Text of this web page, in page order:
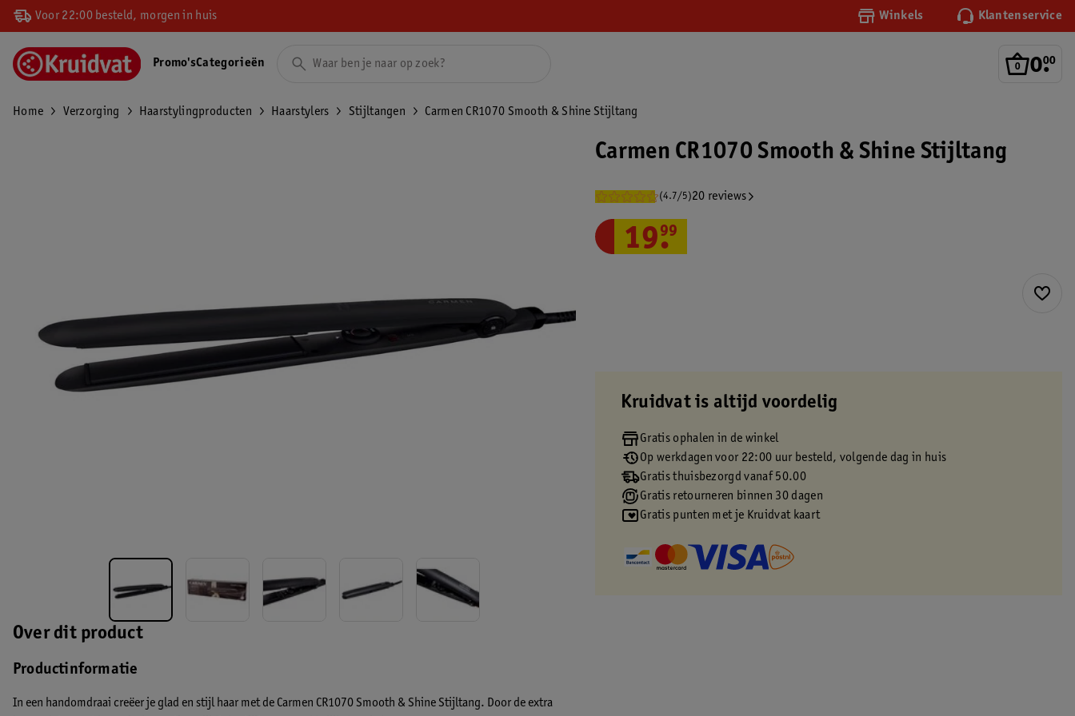
Voor 22:00 besteld, morgen in huis Winkels Klantenservice
0.
00
Promo'sCategorieën
Home Verzorging Haarstylingproducten Haarstylers Stijltangen Carmen CR1070 Smooth & Shine Stijltang
Over dit product
Productinformatie
In een handomdraai creëer je glad en stijl haar met de Carmen CR1070 Smooth & Shine Stijltang. Door de extra
Carmen CR1070 Smooth & Shine Stijltang
(4.7/5)20 reviews
19.
99
Kruidvat is altijd voordelig
Gratis ophalen in de winkel
Op werkdagen voor 22:00 uur besteld, volgende dag in huis
Gratis thuisbezorgd vanaf 50.00
Gratis retourneren binnen 30 dagen
Gratis punten met je Kruidvat kaart